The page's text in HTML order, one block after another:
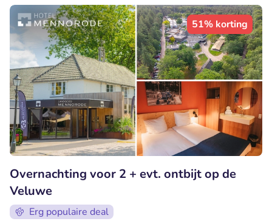
51% korting
Overnachting voor 2 + evt. ontbijt op de
Veluwe
Erg populaire deal